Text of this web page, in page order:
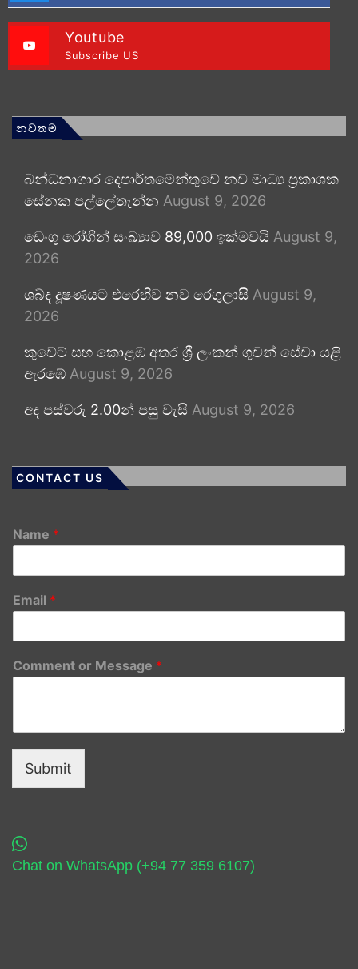
Youtube
Subscribe US
නවතම
බන්ධනාගාර දෙපාර්තමේන්තුවේ නව මාධ්‍ය ප්‍රකාශක
සේනක පල්ලේතැන්න August 9, 2026
ඩෙංගු රෝගීන් සංඛ්‍යාව 89,000 ඉක්මවයි August 9,
2026
ශබ්ද දූෂණයට එරෙහිව නව රෙගුලාසි August 9,
2026
කුවේට් සහ කොළඹ අතර ශ්‍රී ලංකන් ගුවන් සේවා යළි
ඇරඹේ August 9, 2026
අද පස්වරු 2.00න් පසු වැසි August 9, 2026
CONTACT US
Name *
Email *
Comment or Message *
Submit
Chat on WhatsApp (+94 77 359 6107)